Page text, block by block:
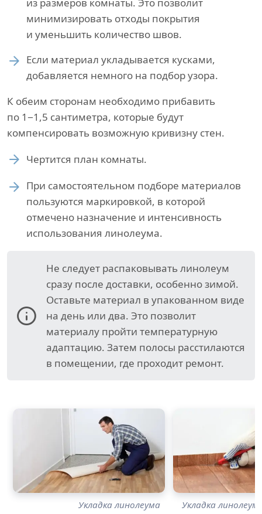
минимизировать отходы покрытия
и уменьшить количество швов.
Если материал укладывается кусками,
добавляется немного на подбор узора.
К обеим сторонам необходимо прибавить
по 1−1,5 сантиметра, которые будут
компенсировать возможную кривизну стен.
Чертится план комнаты.
При самостоятельном подборе материалов
пользуются маркировкой, в которой
отмечено назначение и интенсивность
использования линолеума.
Не следует распаковывать линолеум
сразу после доставки, особенно зимой.
Оставьте материал в упакованном виде
на день или два. Это позволит
материалу пройти температурную
адаптацию. Затем полосы расстилаются
в помещении, где проходит ремонт.
Укладка линолеума
Укладка